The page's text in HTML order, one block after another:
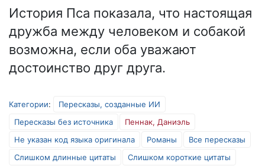
История Пса показала, что настоящая
дружба между человеком и собакой
возможна, если оба уважают
достоинство друг друга.
Категории:
Пересказы, созданные ИИ
Пересказы без источника
Пеннак, Даниэль
Не указан код языка оригинала
Романы
Все пересказы
Слишком длинные цитаты
Слишком короткие цитаты